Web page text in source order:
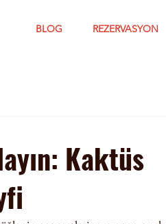
BLOG REZERVASYON
Kaktüs